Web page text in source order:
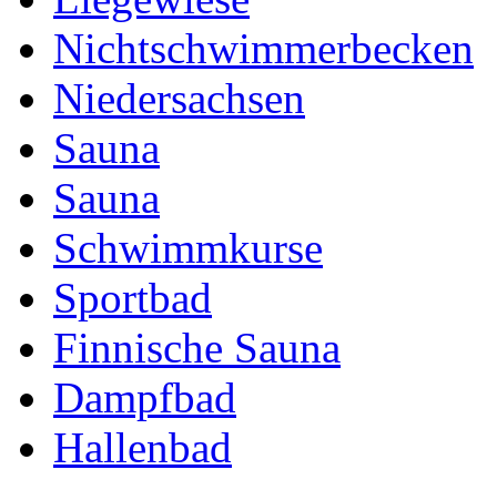
Nichtschwimmerbecken
Niedersachsen
Sauna
Sauna
Schwimmkurse
Sportbad
Finnische Sauna
Dampfbad
Hallenbad